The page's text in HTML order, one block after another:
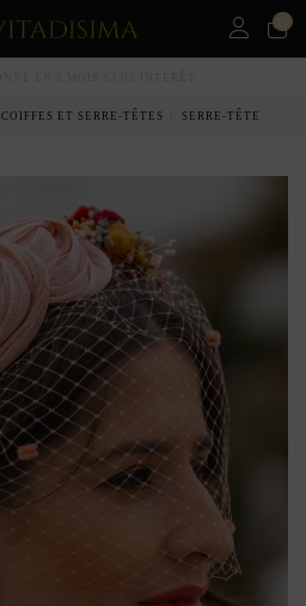
COIFFES ET SERRE-TÊTES SERRE-TÊTE